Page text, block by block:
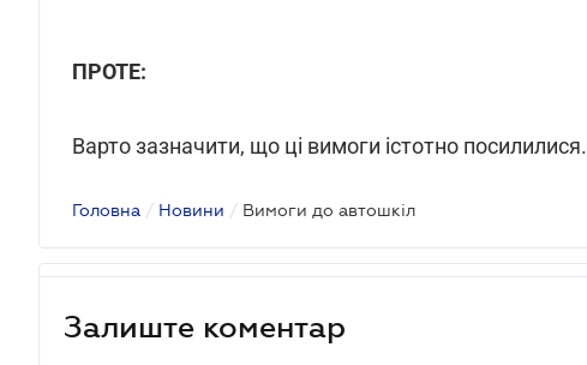
ПРОТЕ:
Варто зазначити, що ці вимоги істотно посилилися.
Головна / Новини / Вимоги до автошкіл
Залиште коментар